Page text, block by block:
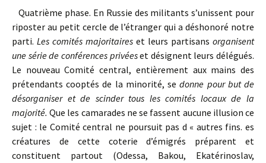
Quatrième phase. En Russie des militants s’unissent pour
riposter au petit cercle de l’étranger qui a déshonoré notre
parti. Les comités majoritaires et leurs partisans organisent
une série de conférences privéeset désignent leurs délégués.
Le nouveau Comité central, entièrement aux mains des
prétendants cooptés de la minorité, sedonne pour but de
désorganiser et de scinder tous les comités locaux de la
majorité. Que les camarades ne se fassent aucune illusion ce
sujet : le Comité central ne poursuit pas d « autres fins. es
créatures de cette coterie d’émigrés préparent et
constituent partout (Odessa, Bakou, Ekatérinoslav,